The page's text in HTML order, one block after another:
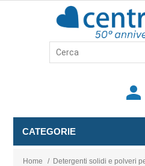
person
CATEGORIE
Home / Detergenti solidi e polveri